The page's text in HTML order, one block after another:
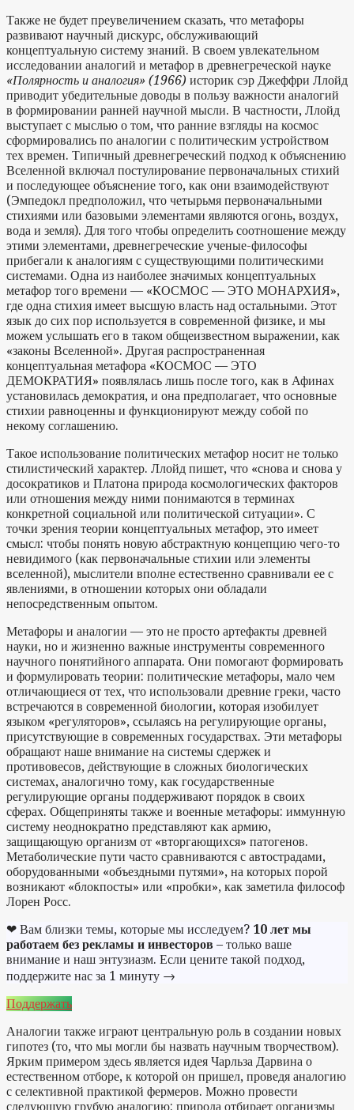
Также не будет преувеличением сказать, что метафоры
развивают научный дискурс, обслуживающий
концептуальную систему знаний. В своем увлекательном
исследовании аналогий и метафор в древнегреческой науке
«Полярность и аналогия» (1966) историк сэр Джеффри Ллойд
приводит убедительные доводы в пользу важности аналогий
в формировании ранней научной мысли. В частности, Ллойд
выступает с мыслью о том, что ранние взгляды на космос
сформировались по аналогии с политическим устройством
тех времен. Типичный древнегреческий подход к объяснению
Вселенной включал постулирование первоначальных стихий
и последующее объяснение того, как они взаимодействуют
(Эмпедокл предположил, что четырьмя первоначальными
стихиями или базовыми элементами являются огонь, воздух,
вода и земля). Для того чтобы определить соотношение между
этими элементами, древнегреческие ученые-философы
прибегали к аналогиям с существующими политическими
системами. Одна из наиболее значимых концептуальных
метафор того времени — «КОСМОС — ЭТО МОНАРХИЯ»,
где одна стихия имеет высшую власть над остальными. Этот
язык до сих пор используется в современной физике, и мы
можем услышать его в таком общеизвестном выражении, как
«законы Вселенной». Другая распространенная
концептуальная метафора «КОСМОС — ЭТО
ДЕМОКРАТИЯ» появлялась лишь после того, как в Афинах
установилась демократия, и она предполагает, что основные
стихии равноценны и функционируют между собой по
некому соглашению.
Такое использование политических метафор носит не только
стилистический характер. Ллойд пишет, что «снова и снова у
досократиков и Платона природа космологических факторов
или отношения между ними понимаются в терминах
конкретной социальной или политической ситуации». С
точки зрения теории концептуальных метафор, это имеет
смысл: чтобы понять новую абстрактную концепцию чего-то
невидимого (как первоначальные стихии или элементы
вселенной), мыслители вполне естественно сравнивали ее с
явлениями, в отношении которых они обладали
непосредственным опытом.
Метафоры и аналогии — это не просто артефакты древней
науки, но и жизненно важные инструменты современного
научного понятийного аппарата. Они помогают формировать
и формулировать теории: политические метафоры, мало чем
отличающиеся от тех, что использовали древние греки, часто
встречаются в современной биологии, которая изобилует
языком «регуляторов», ссылаясь на регулирующие органы,
присутствующие в современных государствах. Эти метафоры
обращают наше внимание на системы сдержек и
противовесов, действующие в сложных биологических
системах, аналогично тому, как государственные
регулирующие органы поддерживают порядок в своих
сферах. Общеприняты также и военные метафоры: иммунную
систему неоднократно представляют как армию,
защищающую организм от «вторгающихся» патогенов.
Метаболические пути часто сравниваются с автострадами,
оборудованными «объездными путями», на которых порой
возникают «блокпосты» или «пробки», как заметила философ
Лорен Росс.
❤ Вам близки темы, которые мы исследуем? 10 лет мы
работаем без рекламы и инвесторов – только ваше
внимание и наш энтузиазм. Если цените такой подход,
поддержите нас за 1 минуту →
Поддержать
Аналогии также играют центральную роль в создании новых
гипотез (то, что мы могли бы назвать научным творчеством).
Ярким примером здесь является идея Чарльза Дарвина о
естественном отборе, к которой он пришел, проведя аналогию
с селективной практикой фермеров. Можно провести
следующую грубую аналогию: природа отбирает организмы